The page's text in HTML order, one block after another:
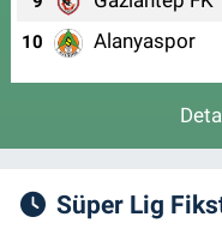
10 Alanyaspor
Süper Lig